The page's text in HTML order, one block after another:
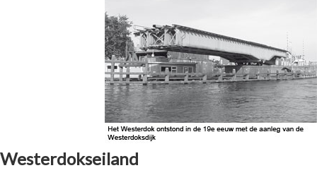
Westerdokseiland